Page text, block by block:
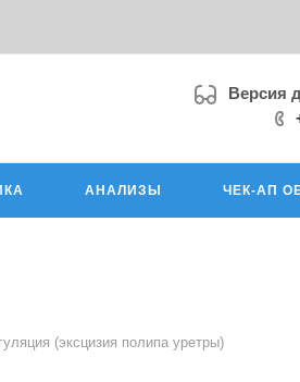
Версия
АНАЛИЗЫ ЧЕК-АП
(эксцизия полипа уретры)